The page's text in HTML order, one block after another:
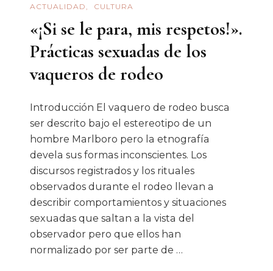
ACTUALIDAD CULTURA
«¡Si se le para, mis respetos!».
Prácticas sexuadas de los
vaqueros de rodeo
Introducción El vaquero de rodeo busca
ser descrito bajo el estereotipo de un
hombre Marlboro pero la etnografía
devela sus formas inconscientes. Los
discursos registrados y los rituales
observados durante el rodeo llevan a
describir comportamientos y situaciones
sexuadas que saltan a la vista del
observador pero que ellos han
normalizado por ser parte de …